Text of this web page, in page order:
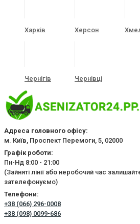
Харків Херсон
Чернігів Чернівці
Адреса головного офісу:
м. Київ, Проспект Перемоги, 5, 02000
Графік роботи:
Пн-Нд 8:00 - 21:00
(Зайняті лінії або неробочий час
зателефонуємо)
Телефони:
+38 (066) 296-0008
+38 (098) 0099-686